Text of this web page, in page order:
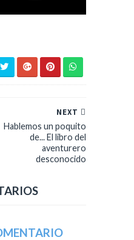
NEXT
Hablemos un poquito
de... El libro del
aventurero
desconocido